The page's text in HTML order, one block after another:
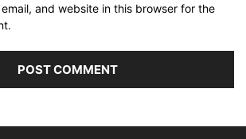
and website in this browser for the